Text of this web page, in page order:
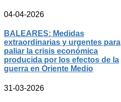
04-04-2026
BALEARES: Medidas
extraordinarias y urgentes para
paliar la crisis económica
producida por los efectos de la
guerra en Oriente Medio
31-03-2026